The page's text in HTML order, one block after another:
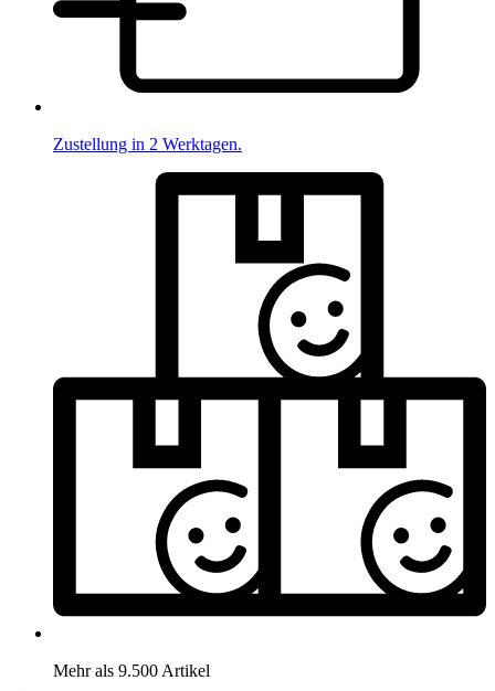
Zustellung in 2 Werktagen.
Mehr als 9.500 Artikel